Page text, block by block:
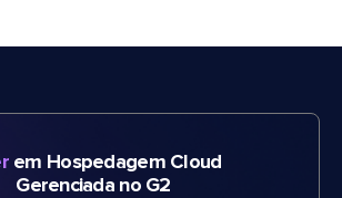
em Hospedagem Cloud
Gerenciada no G2